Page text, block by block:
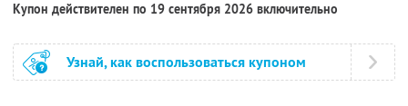
Купон действителен по 19 сентября 2026 включительно
Узнай, как воспользоваться купоном